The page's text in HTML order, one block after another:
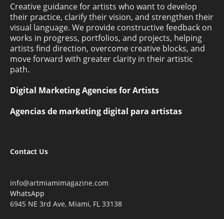
Creative guidance for artists who want to develop
their practice, clarify their vision, and strengthen their
visual language. We provide constructive feedback on
works in progress, portfolios, and projects, helping
artists find direction, overcome creative blocks, and
move forward with greater clarity in their artistic
path.
Digital Marketing Agencies for Artists
Agencias de marketing digital para artistas
Contact Us
info@artmiamimagazine.com
WhatsApp
6945 NE 3rd Ave, Miami, FL 33138